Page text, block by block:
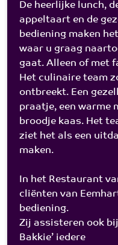
De heerlijke lunch,
appeltaart en de
bediening maken
waar u graag
gaat. Alleen of met
Het culinaire team
ontbreekt. Een
praatje, een warme
broodje kaas. Het
ziet het als een
maken.
In het Restaurant
cliënten van
bediening.
Zij assisteren ook
Bakkie’ iedere